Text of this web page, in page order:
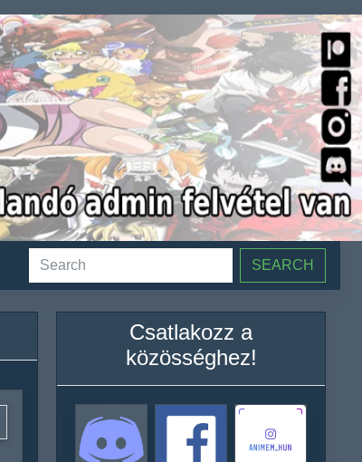
SEARCH
Csatlakozz a
közösséghez!